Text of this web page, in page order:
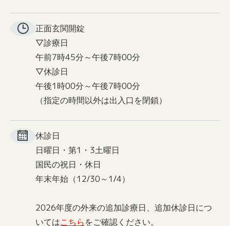
正面玄関開錠
▽診療日
午前7時45分～午後7時00分
▽休診日
午後1時00分～午後7時00分
（指定の時間以外は出入口を閉鎖）
休診日
日曜日・第1・3土曜日
国民の祝日・休日
年末年始（12/30～1/4）
2026年度の外来の追加診療日、追加休診日につ
いてはこちらをご確認ください。